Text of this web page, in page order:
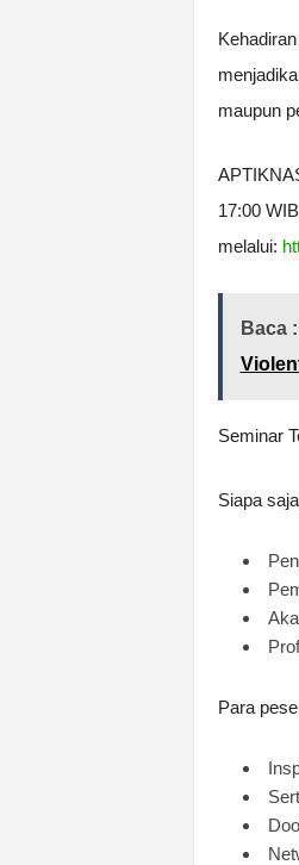
maupun
17:00
melalui:
Baca :
Seminar
Siapa
Para